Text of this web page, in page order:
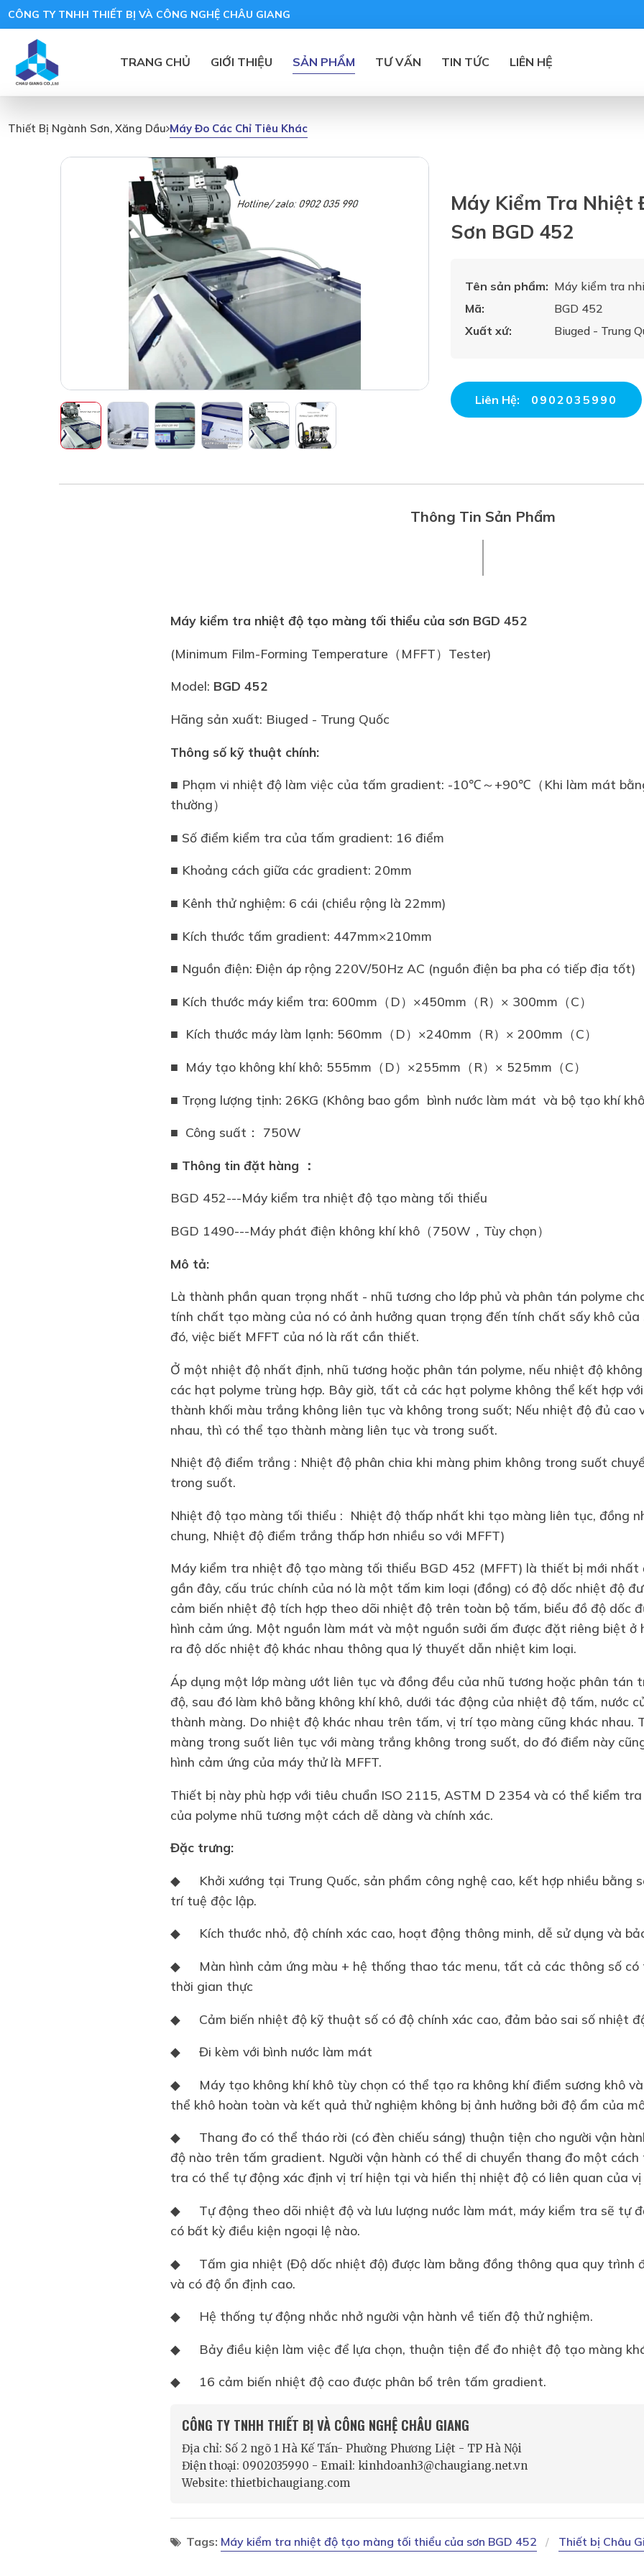
CÔNG TY TNHH THIẾT BỊ VÀ CÔNG NGHỆ CHÂU GIANG
TRANG CHỦ GIỚI THIỆU SẢN PHẨM TƯ VẤN TIN TỨC LIÊN HỆ
Thiết Bị Ngành Sơn, Xăng Dầu Máy Đo Các Chỉ Tiêu Khác
Máy Kiểm Tra Nhiệt
Sơn BGD 452
Tên sản phẩm: Máy kiểm tra
Mã:
BGD 452
Xuất xứ:
Biuged - Trung
Liên Hệ: 0902035990
Thông Tin Sản Phẩm
Máy kiểm tra nhiệt độ tạo màng tối thiểu của sơn BGD 452
(Minimum Film-Forming Temperature（MFFT）Tester)
Model: BGD 452
Hãng sản xuất: Biuged - Trung Quốc
Thông số kỹ thuật chính:
■ Phạm vi nhiệt độ làm việc của tấm gradient: -10℃～+90℃（Khi làm mát
thường）
■ Số điểm kiểm tra của tấm gradient: 16 điểm
■ Khoảng cách giữa các gradient: 20mm
■ Kênh thử nghiệm: 6 cái (chiều rộng là 22mm)
■ Kích thước tấm gradient: 447mm×210mm
■ Nguồn điện: Điện áp rộng 220V/50Hz AC (nguồn điện ba pha có tiếp địa tốt)
■ Kích thước máy kiểm tra: 600mm（D）×450mm（R）× 300mm（C）
■ Kích thước máy làm lạnh: 560mm（D）×240mm（R）× 200mm（C）
■ Máy tạo không khí khô: 555mm（D）×255mm（R）× 525mm（C）
■ Trọng lượng tịnh: 26KG (Không bao gồm bình nước làm mát và bộ tạo khí
■ Công suất： 750W
■ Thông tin đặt hàng ：
BGD 452---Máy kiểm tra nhiệt độ tạo màng tối thiểu
BGD 1490---Máy phát điện không khí khô（750W，Tùy chọn）
Mô tả:
Là thành phần quan trọng nhất - nhũ tương cho lớp phủ và phân tán polyme
tính chất tạo màng của nó có ảnh hưởng quan trọng đến tính chất sấy khô của
đó, việc biết MFFT của nó là rất cần thiết.
Ở một nhiệt độ nhất định, nhũ tương hoặc phân tán polyme, nếu nhiệt độ
các hạt polyme trùng hợp. Bây giờ, tất cả các hạt polyme không thể kết hợp
thành khối màu trắng không liên tục và không trong suốt; Nếu nhiệt độ đủ cao
nhau, thì có thể tạo thành màng liên tục và trong suốt.
Nhiệt độ điểm trắng : Nhiệt độ phân chia khi màng phim không trong suốt
trong suốt.
Nhiệt độ tạo màng tối thiểu : Nhiệt độ thấp nhất khi tạo màng liên tục, đồng
chung, Nhiệt độ điểm trắng thấp hơn nhiều so với MFFT)
Máy kiểm tra nhiệt độ tạo màng tối thiểu BGD 452 (MFFT) là thiết bị mới
gần đây, cấu trúc chính của nó là một tấm kim loại (đồng) có độ dốc nhiệt độ
cảm biến nhiệt độ tích hợp theo dõi nhiệt độ trên toàn bộ tấm, biểu đồ độ dốc
hình cảm ứng. Một nguồn làm mát và một nguồn sưởi ấm được đặt riêng biệt
ra độ dốc nhiệt độ khác nhau thông qua lý thuyết dẫn nhiệt kim loại.
Áp dụng một lớp màng ướt liên tục và đồng đều của nhũ tương hoặc phân tán
độ, sau đó làm khô bằng không khí khô, dưới tác động của nhiệt độ tấm, nước
thành màng. Do nhiệt độ khác nhau trên tấm, vị trí tạo màng cũng khác nhau.
màng trong suốt liên tục với màng trắng không trong suốt, do đó điểm này
hình cảm ứng của máy thử là MFFT.
Thiết bị này phù hợp với tiêu chuẩn ISO 2115, ASTM D 2354 và có thể kiểm
của polyme nhũ tương một cách dễ dàng và chính xác.
Đặc trưng:
◆
Khởi xướng tại Trung Quốc, sản phẩm công nghệ cao, kết hợp nhiều bằng
trí tuệ độc lập.
◆ Kích thước nhỏ, độ chính xác cao, hoạt động thông minh, dễ sử dụng và
◆
Màn hình cảm ứng màu + hệ thống thao tác menu, tất cả các thông số
thời gian thực
◆ Cảm biến nhiệt độ kỹ thuật số có độ chính xác cao, đảm bảo sai số nhiệt
◆ Đi kèm với bình nước làm mát
◆
Máy tạo không khí khô tùy chọn có thể tạo ra không khí điểm sương khô
thể khô hoàn toàn và kết quả thử nghiệm không bị ảnh hưởng bởi độ ẩm của
◆
Thang đo có thể tháo rời (có đèn chiếu sáng) thuận tiện cho người vận
độ nào trên tấm gradient. Người vận hành có thể di chuyển thang đo một cách
tra có thể tự động xác định vị trí hiện tại và hiển thị nhiệt độ có liên quan của
◆
Tự động theo dõi nhiệt độ và lưu lượng nước làm mát, máy kiểm tra sẽ tự
có bất kỳ điều kiện ngoại lệ nào.
◆
Tấm gia nhiệt (Độ dốc nhiệt độ) được làm bằng đồng thông qua quy trình
và có độ ổn định cao.
◆ Hệ thống tự động nhắc nhở người vận hành về tiến độ thử nghiệm.
◆ Bảy điều kiện làm việc để lựa chọn, thuận tiện để đo nhiệt độ tạo màng
◆ 16 cảm biến nhiệt độ cao được phân bổ trên tấm gradient.
CÔNG TY TNHH THIẾT BỊ VÀ CÔNG NGHỆ CHÂU GIANG
Địa chỉ: Số 2 ngõ 1 Hà Kế Tấn- Phường Phương Liệt - TP Hà Nội
Điện thoại: 0902035990 - Email: kinhdoanh3@chaugiang.net.vn
Website: thietbichaugiang.com
Tags: Máy kiểm tra nhiệt độ tạo màng tối thiểu của sơn BGD 452 Thiết bị Châu